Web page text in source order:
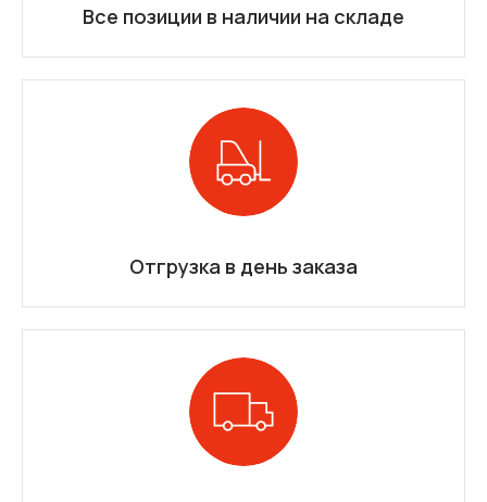
Все позиции в наличии на складе
Отгрузка в день заказа